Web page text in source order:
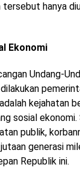
hanya
Ekonomi
Undang-
kejahatan
sosial
publik,
generasi
Republik ini.